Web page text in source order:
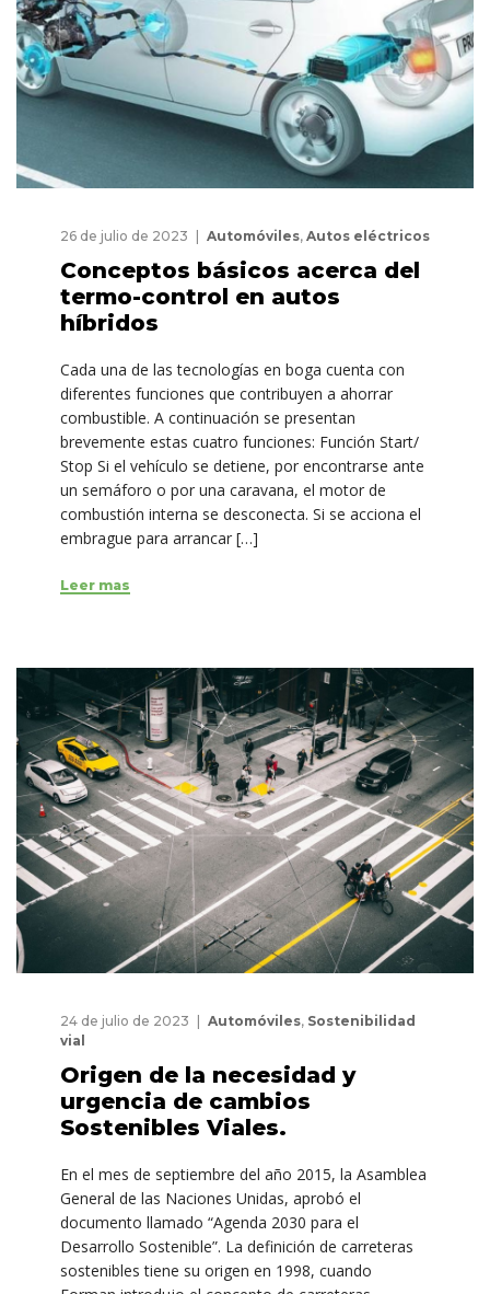
26 de julio de 2023 Automóviles, Autos eléctricos
Conceptos básicos acerca del
termo-control en autos
híbridos
Cada una de las tecnologías en boga cuenta con
diferentes funciones que contribuyen a ahorrar
combustible. A continuación se presentan
brevemente estas cuatro funciones: Función Start/
Stop Si el vehículo se detiene, por encontrarse ante
un semáforo o por una caravana, el motor de
combustión interna se desconecta. Si se acciona el
embrague para arrancar […]
Leer mas
24 de julio de 2023 Automóviles, Sostenibilidad
vial
Origen de la necesidad y
urgencia de cambios
Sostenibles Viales.
En el mes de septiembre del año 2015, la Asamblea
General de las Naciones Unidas, aprobó el
documento llamado “Agenda 2030 para el
Desarrollo Sostenible”. La definición de carreteras
sostenibles tiene su origen en 1998, cuando